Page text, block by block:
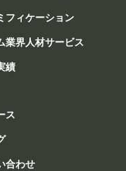
フィケーション
業界人材サービス
績
ス
合わせ